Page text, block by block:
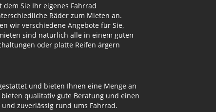
Sie Ihr eigenes Fahrrad
Räder zum Mieten an.
wir verschiedene Angebote für Sie,
sind natürlich alle in einem guten
oder platte Reifen ärgern
und bieten Ihnen eine Menge an
qualitativ gute Beratung und einen
zuverlässig rund ums Fahrrad.